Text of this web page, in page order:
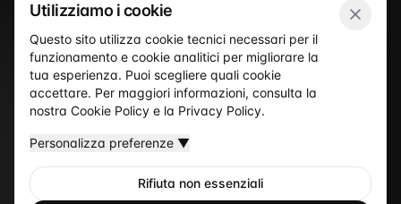
ItaliaDomus
Utilizziamo i cookie
Questo sito utilizza cookie tecnici necessari per il
funzionamento e cookie analitici per migliorare la
tua esperienza. Puoi scegliere quali cookie
accettare. Per maggiori informazioni, consulta la
nostra Cookie Policy e la Privacy Policy.
Personalizza preferenze ▼
Rifiuta non essenziali